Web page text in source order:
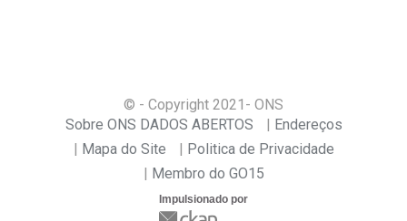
© - Copyright 2021 - ONS
Sobre ONS DADOS ABERTOS
Endereços
Mapa do Site
Politica de Privacidade
Membro do GO15
Impulsionado por